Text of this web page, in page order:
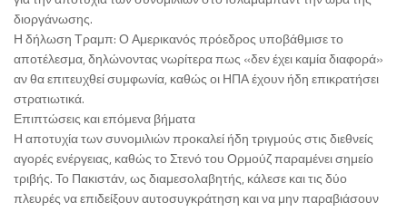
διοργάνωσης.
Η δήλωση Τραμπ: Ο Αμερικανός πρόεδρος υποβάθμισε το
αποτέλεσμα, δηλώνοντας νωρίτερα πως «δεν έχει καμία διαφορά»
αν θα επιτευχθεί συμφωνία, καθώς οι ΗΠΑ έχουν ήδη επικρατήσει
στρατιωτικά.
Επιπτώσεις και επόμενα βήματα
Η αποτυχία των συνομιλιών προκαλεί ήδη τριγμούς στις διεθνείς
αγορές ενέργειας, καθώς το Στενό του Ορμούζ παραμένει σημείο
τριβής. Το Πακιστάν, ως διαμεσολαβητής, κάλεσε και τις δύο
πλευρές να επιδείξουν αυτοσυγκράτηση και να μην παραβιάσουν